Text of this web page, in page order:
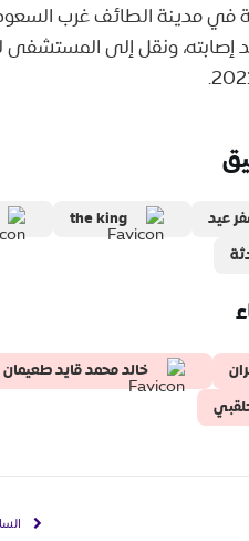
في مدينة الطائف غرب
ونقل إلى المستشفى
عيد the king
خالد محمد قايد